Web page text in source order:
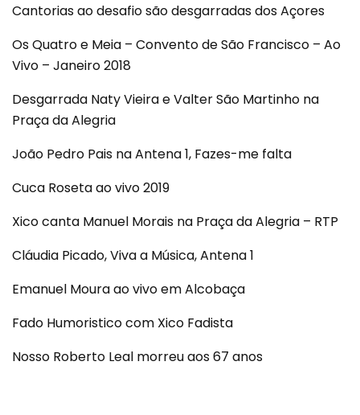
Cantorias ao desafio são desgarradas dos Açores
Os Quatro e Meia – Convento de São Francisco – Ao
Vivo – Janeiro 2018
Desgarrada Naty Vieira e Valter São Martinho na
Praça da Alegria
João Pedro Pais na Antena 1, Fazes-me falta
Cuca Roseta ao vivo 2019
Xico canta Manuel Morais na Praça da Alegria – RTP
Cláudia Picado, Viva a Música, Antena 1
Emanuel Moura ao vivo em Alcobaça
Fado Humoristico com Xico Fadista
Nosso Roberto Leal morreu aos 67 anos